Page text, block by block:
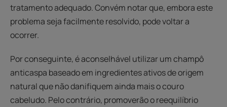
tratamento adequado. Convém notar que, embora este
problema seja facilmente resolvido, pode voltar a
ocorrer.
Por conseguinte, é aconselhável utilizar um champô
anticaspa baseado em ingredientes ativos de origem
natural que não danifiquem ainda mais o couro
cabeludo. Pelo contrário, promoverão o reequilíbrio